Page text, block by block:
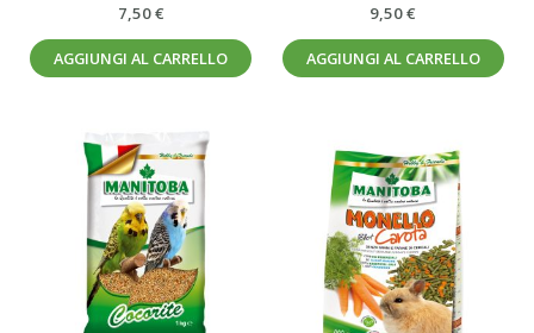
7,50€
AGGIUNGI AL CARRELLO
9,50€
AGGIUNGI AL CARRELLO